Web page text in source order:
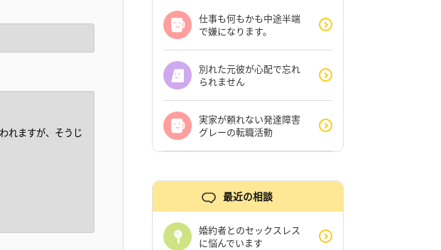
仕事も何もかも中途半端
で嫌になります。
別れた元彼が心配で忘れ
られません
実家が頼れない発達障害
グレーの転職活動
最近の相談
婚約者とのセックスレス
に悩んでいます